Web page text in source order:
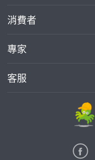
關於我們
部落格
加入我們
消費者
買服務
熱門服務
專家
找案件
客服